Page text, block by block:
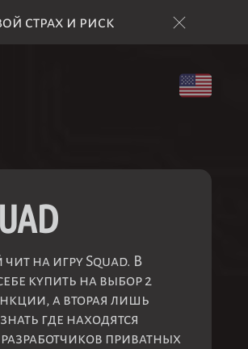
страх и риск
на игру Squad. В
купить на выбор 2
а вторая лишь
где находятся
приватных